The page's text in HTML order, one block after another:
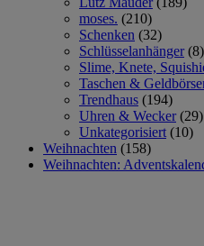
moses. (210)
Schenken (32)
Schlüsselanhänger (8)
Slime, Knete,
Taschen &
Trendhaus (194)
Uhren & Wecker (29)
Unkategorisiert (10)
Weihnachten (158)
Weihnachten: